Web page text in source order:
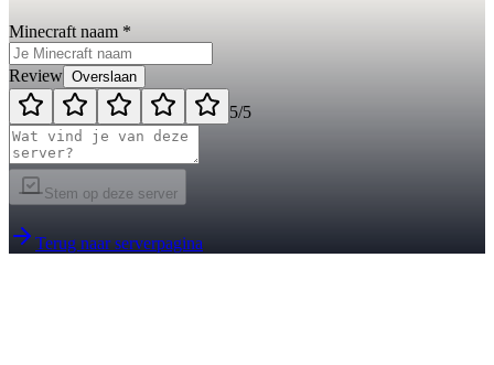
Minecraft naam *
Review Overslaan
5/5
Stem op deze server
Terug naar serverpagina